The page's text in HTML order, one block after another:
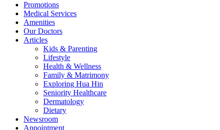
Promotions
Medical Services
Amenities
Our Doctors
Articles
Kids & Parenting
Lifestyle
Health & Wellness
Family & Matrimony
Exploring Hua Hin
Seniority Healthcare
Dermatology
Dietary
Newsroom
Appointment